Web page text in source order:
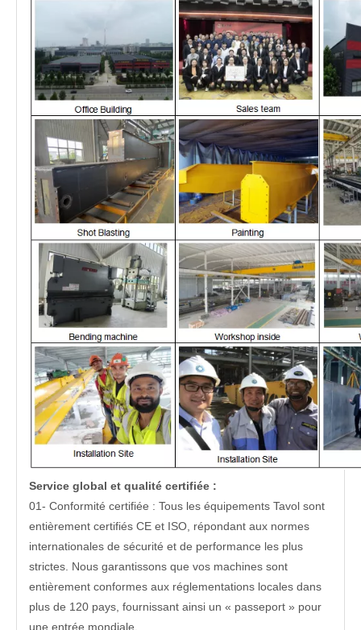
Service global et qualité certifiée :
01- Conformité certifiée : Tous les équipements Tavol sont
entièrement certifiés CE et ISO, répondant aux normes
internationales de sécurité et de performance les plus
strictes. Nous garantissons que vos machines sont
entièrement conformes aux réglementations locales dans
plus de 120 pays, fournissant ainsi un « passeport » pour
une entrée mondiale.